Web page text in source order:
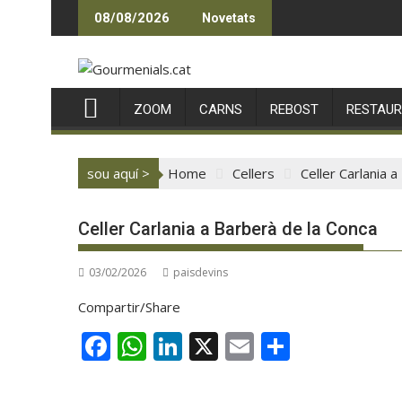
to
08/08/2026 Novetats
ZOOM CARNS REBOST
sou aquí > Home Cellers Celler Carlania
Celler Carlania a Barberà de la Conca
03/02/2026 paisdevins
Compartir/Share
F W Li X E